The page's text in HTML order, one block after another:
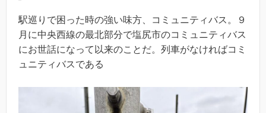
駅巡りで困った時の強い味方、コミュニティバス。９
月に中央西線の最北部分で塩尻市のコミュニティバス
にお世話になって以来のことだ。列車がなければコミ
ュニティバスである